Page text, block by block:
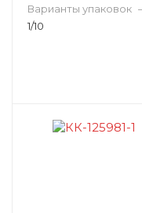
Варианты упаковок
1/10